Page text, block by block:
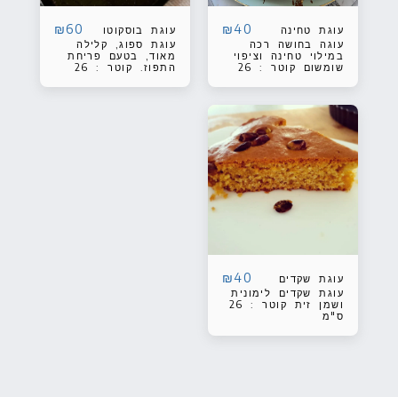
עוגת טחינה ₪40
עוגה בחושה רכה
במילוי טחינה וציפוי
שומשום קוטר : 26
עוגת בוסקוטו ₪60
עוגת ספוג, קלילה
מאוד, בטעם פריחת
התפוז. קוטר : 26
עוגת שקדים ₪40
עוגת שקדים לימונית
ושמן זית קוטר : 26
ס"מ